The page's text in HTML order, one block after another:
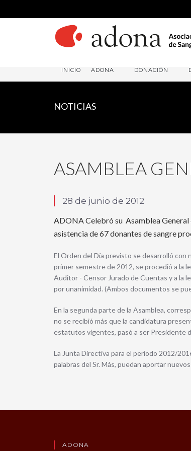
INICIO ADONA DONACIÓN
NOTICIAS
ASAMBLEA
28 de junio de 2012
ADONA Celebró su Asamblea General
asistencia de 67 donantes de sangre
El Orden del Día previsto se desarrolló con
primer semestre de 2012, se procedió a la
Auditor - Censor Jurado de Cuentas y a la
por unanimidad. (Ambos documentos se
En la segunda parte de la Asamblea,
no se recibió más que la candidatura
estatutos vigentes, pasó a ser Presidente
La Junta Directiva para el periodo 2012/
palabras del Sr. Más, puedan aportar
ADONA